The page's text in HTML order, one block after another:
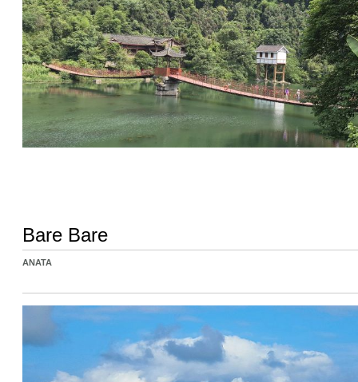
Bare Bare
ANATA